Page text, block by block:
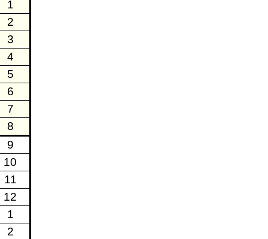
1
2
3
4
5
6
7
8
9
10
11
12
1
2